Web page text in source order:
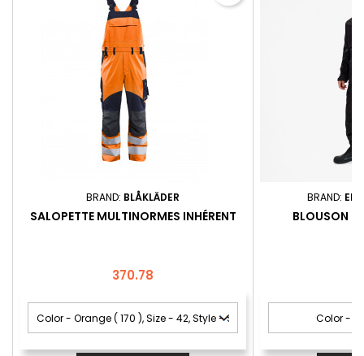
BRAND: BLÅKLÄDER
SALOPETTE MULTINORMES INHÉRENT
Price
370.78
BRAND:
BLOUSON